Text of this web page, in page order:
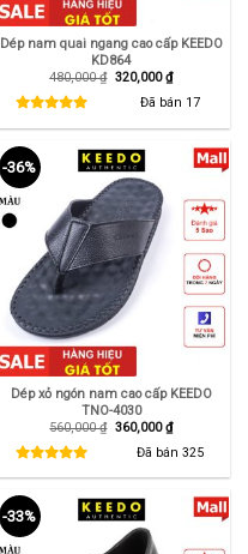
Dép nam quai ngang cao cấp KEEDO
KD864
480,000₫ Giá
320,000₫Giá
hiện
tại
Đã bán 17
-36%
Dép xỏ ngón nam cao cấp KEEDO
TNO-4030
560,000₫ Giá
560,000 ₫.
360,000₫Giá
hiện
tại
là:
360,000 ₫.
Đã bán 325
-33%